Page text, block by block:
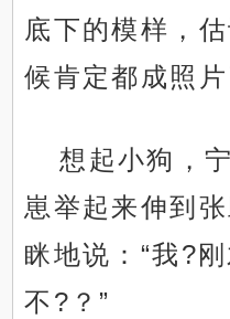
底下的模样，
候肯定都成照片
想起小狗，
崽举起来伸到
眯地说：“我?
不?？”